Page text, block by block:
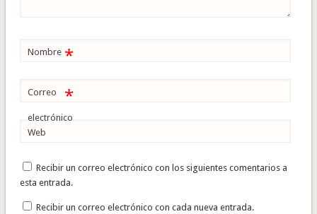
Nombre *
Correo
electrónico
*
Web
Recibir un correo electrónico con los siguientes comentarios a
esta entrada.
Recibir un correo electrónico con cada nueva entrada.